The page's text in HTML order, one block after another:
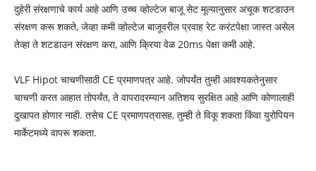
दुहेरी संरक्षणाचे कार्य आहे आणि उच्च व्होल्टेज बाजू सेट मूल्यानुसार अचूक शटडाउन
संरक्षण करू शकते, जेव्हा कमी व्होल्टेज बाजूवरील प्रवाह रेट करंटपेक्षा जास्त असेल
तेव्हा ते शटडाउन संरक्षण करा, आणि क्रिया वेळ 20ms पेक्षा कमी आहे.
VLF Hipot चाचणीसाठी CE प्रमाणपत्र आहे. जोपर्यंत तुम्ही आवश्यकतेनुसार
चाचणी करत आहात तोपर्यंत, ते वापरादरम्यान अतिशय सुरक्षित आहे आणि कोणालाही
दुखापत होणार नाही. तसेच CE प्रमाणपत्रासह, तुम्ही ते विकू शकता किंवा युरोपियन
मार्केटमध्ये वापरू शकता.